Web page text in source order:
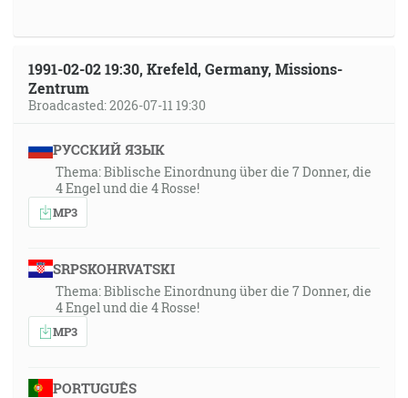
1991-02-02 19:30, Krefeld, Germany, Missions-
Zentrum
Broadcasted: 2026-07-11 19:30
РУССКИЙ ЯЗЫК
Thema: Biblische Einordnung über die 7 Donner, die
4 Engel und die 4 Rosse!
MP3
SRPSKOHRVATSKI
Thema: Biblische Einordnung über die 7 Donner, die
4 Engel und die 4 Rosse!
MP3
PORTUGUÊS